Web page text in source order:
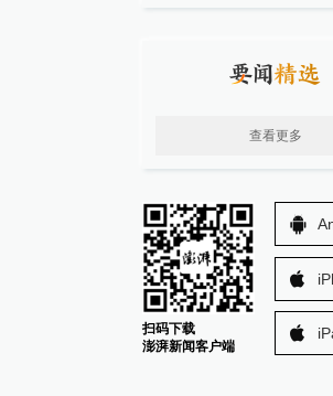
查看更多
扫码下载
澎湃新闻客户端